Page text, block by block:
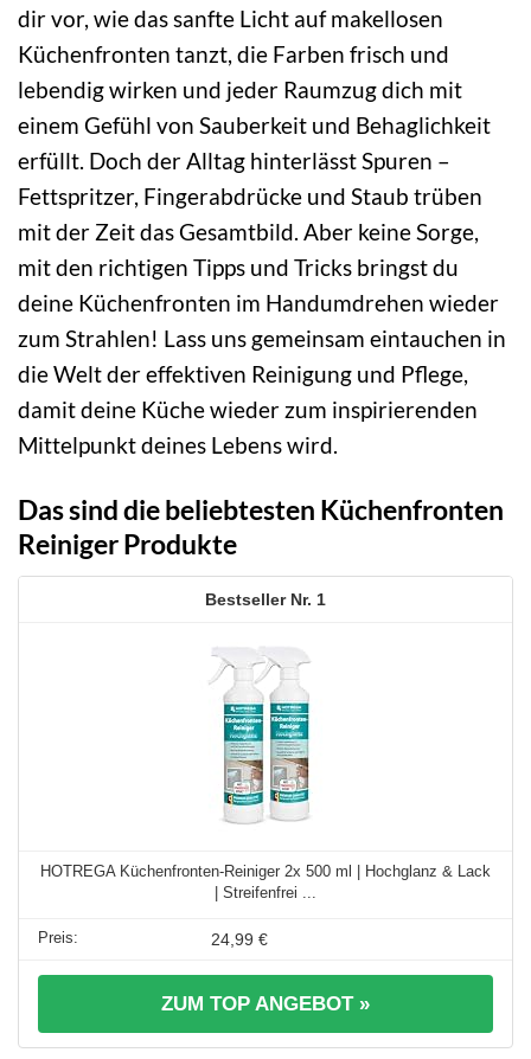
dir vor, wie das sanfte Licht auf makellosen
Küchenfronten tanzt, die Farben frisch und
lebendig wirken und jeder Raumzug dich mit
einem Gefühl von Sauberkeit und Behaglichkeit
erfüllt. Doch der Alltag hinterlässt Spuren –
Fettspritzer, Fingerabdrücke und Staub trüben
mit der Zeit das Gesamtbild. Aber keine Sorge,
mit den richtigen Tipps und Tricks bringst du
deine Küchenfronten im Handumdrehen wieder
zum Strahlen! Lass uns gemeinsam eintauchen in
die Welt der effektiven Reinigung und Pflege,
damit deine Küche wieder zum inspirierenden
Mittelpunkt deines Lebens wird.
Das sind die beliebtesten Küchenfronten
Reiniger Produkte
1
HOTREGA Küchenfronten-Reiniger 2x 500 ml | Hochglanz & Lack
| Streifenfrei ...
24,99 €
ZUM TOP ANGEBOT »